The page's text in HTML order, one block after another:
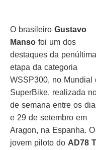
O brasileiro Gustavo
Manso foi um dos
destaques da penúltima
etapa da categoria
WSSP300, no Mundial
SuperBike, realizada
de semana entre os
e 29 de setembro em
Aragon, na Espanha. O
jovem piloto do AD78